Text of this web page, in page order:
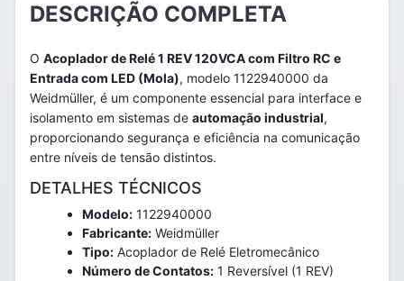
DESCRIÇÃO COMPLETA
O Acoplador de Relé 1 REV 120VCA com Filtro RC e
Entrada com LED (Mola), modelo 1122940000 da
Weidmüller, é um componente essencial para interface e
isolamento em sistemas de automação industrial,
proporcionando segurança e eficiência na comunicação
entre níveis de tensão distintos.
DETALHES TÉCNICOS
Modelo: 1122940000
Fabricante: Weidmüller
Tipo: Acoplador de Relé Eletromecânico
Número de Contatos: 1 Reversível (1 REV)